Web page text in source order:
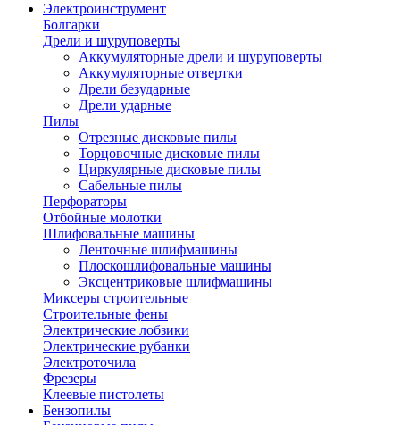
Электроинструмент
Болгарки
Дрели и шуруповерты
Аккумуляторные дрели и шуруповерты
Аккумуляторные отвертки
Дрели безударные
Дрели ударные
Пилы
Отрезные дисковые пилы
Торцовочные дисковые пилы
Циркулярные дисковые пилы
Сабельные пилы
Перфораторы
Отбойные молотки
Шлифовальные машины
Ленточные шлифмашины
Плоскошлифовальные машины
Эксцентриковые шлифмашины
Миксеры строительные
Строительные фены
Электрические лобзики
Электрические рубанки
Электроточила
Фрезеры
Клеевые пистолеты
Бензопилы